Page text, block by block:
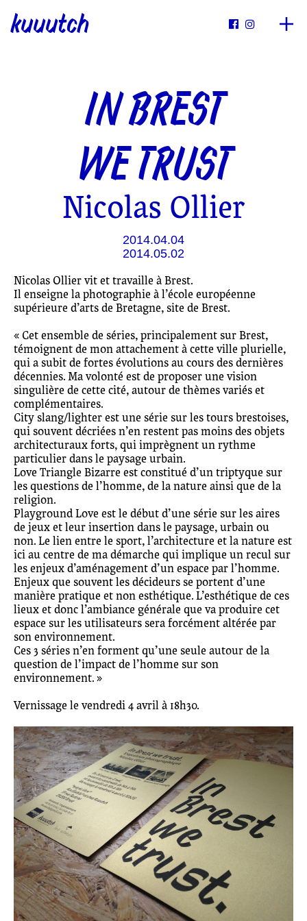
kuuutch  
IN BREST
WE TRUST
Nicolas Ollier
2014.04.04
2014.05.02
Nicolas Ollier vit et travaille à Brest.
Il enseigne la photographie à l’école européenne
supérieure d’arts de Bretagne, site de Brest.
« Cet ensemble de séries, principalement sur Brest,
témoignent de mon attachement à cette ville plurielle,
qui a subit de fortes évolutions au cours des dernières
décennies. Ma volonté est de proposer une vision
singulière de cette cité, autour de thèmes variés et
complémentaires.
City slang/lighter est une série sur les tours brestoises,
qui souvent décriées n’en restent pas moins des objets
architecturaux forts, qui imprègnent un rythme
particulier dans le paysage urbain.
Love Triangle Bizarre est constitué d’un triptyque sur
les questions de l’homme, de la nature ainsi que de la
religion.
Playground Love est le début d’une série sur les aires
de jeux et leur insertion dans le paysage, urbain ou
non. Le lien entre le sport, l’architecture et la nature est
ici au centre de ma démarche qui implique un recul sur
les enjeux d’aménagement d’un espace par l’homme.
Enjeux que souvent les décideurs se portent d’une
manière pratique et non esthétique. L’esthétique de ces
lieux et donc l’ambiance générale que va produire cet
espace sur les utilisateurs sera forcément altérée par
son environnement.
Ces 3 séries n’en forment qu’une seule autour de la
question de l’impact de l’homme sur son
environnement. »
Vernissage le vendredi 4 avril à 18h30.